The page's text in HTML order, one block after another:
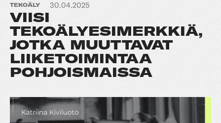
TEKOÄLY 30.04.2025
VIISI
TEKOÄLYESIMERKKIÄ,
JOTKA MUUTTAVAT
LIIKETOIMINTAA
POHJOISMAISSA